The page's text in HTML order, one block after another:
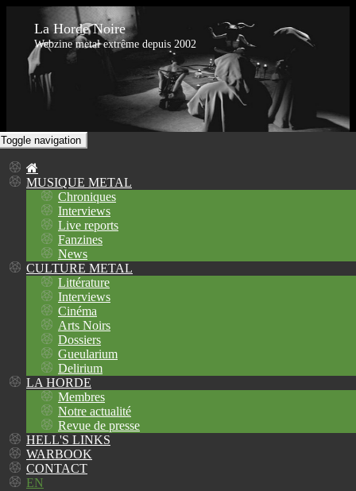
La Horde Noire
Webzine metal extrême depuis 2002
Toggle navigation
MUSIQUE METAL
Chroniques
Interviews
Live reports
Fanzines
News
CULTURE METAL
Littérature
Interviews
Cinéma
Arts Noirs
Dossiers
Gueularium
Delirium
LA HORDE
Membres
Notre actualité
Revue de presse
HELL'S LINKS
WARBOOK
CONTACT
EN